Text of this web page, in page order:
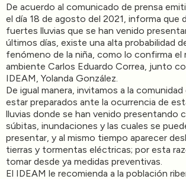
De acuerdo al comunicado de prensa
el día 18 de agosto del 2021, informa que
fuertes lluvias que se han venido
últimos días, existe una alta probabilidad
fenómeno de la niña, como lo confirma el
ambiente Carlos Eduardo Correa, junto
IDEAM, Yolanda González.
De igual manera, invitamos a la comunidad
estar preparados ante la ocurrencia de
lluvias donde se han venido presentando
súbitas, inundaciones y las cuales se
presentar, y al mismo tiempo aparecer
tierras y tormentas eléctricas; por esta
tomar desde ya medidas preventivas.
El IDEAM le recomienda a la población